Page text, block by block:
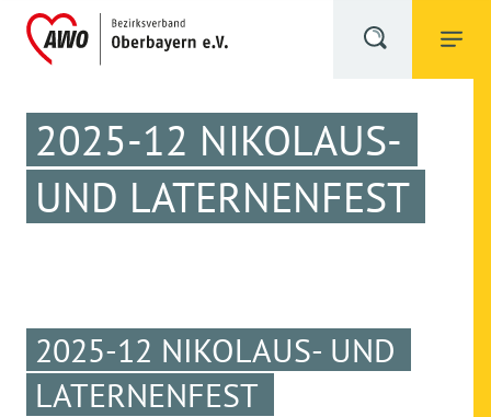
2025-12 NIKOLAUS-
UND LATERNENFEST
2025-12 NIKOLAUS- UND
LATERNENFEST